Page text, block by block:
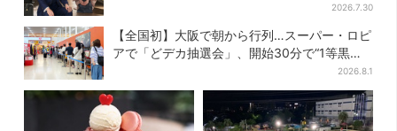
2026.7.30
【全国初】大阪で朝から行列…スーパー・ロピ
アで「どデカ抽選会」、開始30分で“1等黒毛
2026.8.1